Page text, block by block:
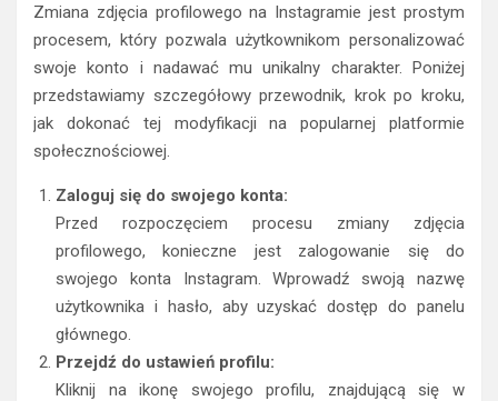
Zmiana zdjęcia profilowego na Instagramie jest prostym
procesem, który pozwala użytkownikom personalizować
swoje konto i nadawać mu unikalny charakter. Poniżej
przedstawiamy szczegółowy przewodnik, krok po kroku,
jak dokonać tej modyfikacji na popularnej platformie
społecznościowej.
Zaloguj się do swojego konta:
Przed rozpoczęciem procesu zmiany zdjęcia
profilowego, konieczne jest zalogowanie się do
swojego konta Instagram. Wprowadź swoją nazwę
użytkownika i hasło, aby uzyskać dostęp do panelu
głównego.
Przejdź do ustawień profilu:
Kliknij na ikonę swojego profilu, znajdującą się w